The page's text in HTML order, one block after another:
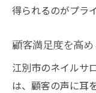
得られるのがプラ
顧客満足度を高
江別市のネイルサ
は、顧客の声に耳